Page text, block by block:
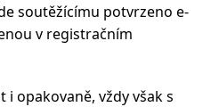
soutěžícímu potvrzeno e-
v registračním
i opakovaně, vždy však s